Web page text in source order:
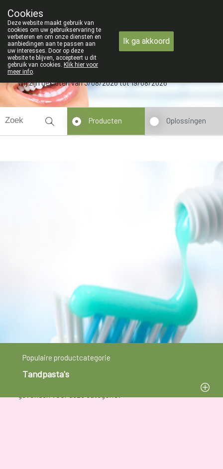
ZOMERVAKANTIE : Van maandag 3 AUGUSTUS tot en
09 228 32 36
Wij zijn gesloten van 3/08/2026 tot 19/08/2026
Producten Oplossingen
Populaire productcategorie
Tandpasta's
Door na het poetsen te kauwen
op een tabletje met een rode
voorkomen. De kleurstof verdwijnt na een tijdje
Producten Advies nodig?
Cookies
Deze website maakt gebruik van
cookies om uw gebruikservaring te
verbeteren en om onze diensten en
aanbiedingen aan te passen aan
uw interesses. Door op deze
website te blijven, accepteert u dit
gebruik van cookies. Klik hier voor
meer info.
Ik ga akkoord